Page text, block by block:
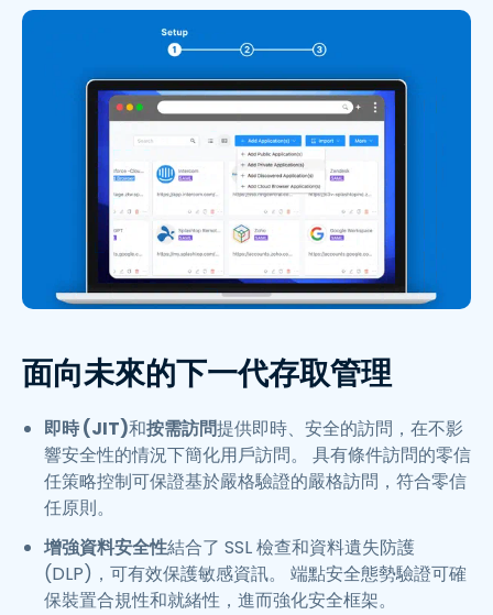
面向未來的下一代存取管理
即時 (JIT)和按需訪問提供即時、安全的訪問，在不影
響安全性的情況下簡化用戶訪問。 具有條件訪問的零信
任策略控制可保證基於嚴格驗證的嚴格訪問，符合零信
任原則。
增強資料安全性結合了 SSL 檢查和資料遺失防護
(DLP)，可有效保護敏感資訊。 端點安全態勢驗證可確
保裝置合規性和就緒性，進而強化安全框架。